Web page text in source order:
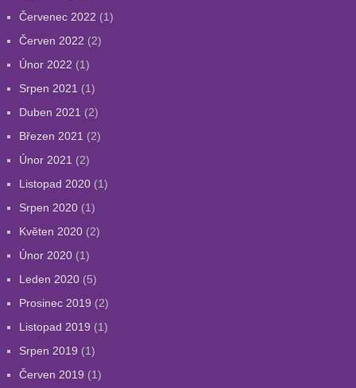
Červenec 2022 (1)
Červen 2022 (2)
Únor 2022 (1)
Srpen 2021 (1)
Duben 2021 (2)
Březen 2021 (2)
Únor 2021 (2)
Listopad 2020(1)
Srpen 2020(1)
Květen 2020(2)
Únor 2020(1)
Leden 2020(5)
Prosinec 2019 (2)
Listopad 2019 (1)
Srpen 2019 (1)
Červen 2019 (1)